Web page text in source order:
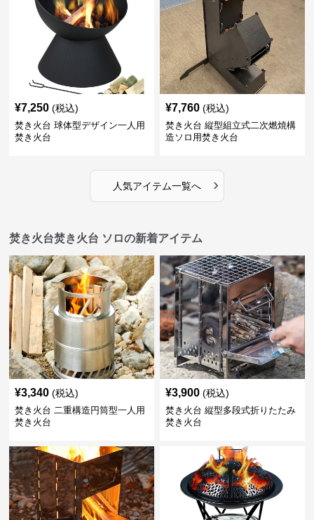
¥7,250 (税込)
焚き火台 球体型デザイン一人用
焚き火台
¥7,760 (税込)
焚き火台 縦型組立式二次燃焼構
造ソロ用焚き火台
人気アイテム一覧へ ›
焚き火台焚き火台 ソロの新着アイテム
¥3,340 (税込)
焚き火台 二重構造円筒型一人用
焚き火台
¥3,900 (税込)
焚き火台 縦型多段式折りたたみ
焚き火台